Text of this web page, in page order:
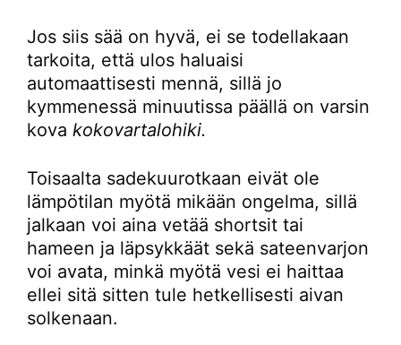
Jos siis sää on hyvä, ei se todellakaan
tarkoita, että ulos haluaisi
automaattisesti mennä, sillä jo
kymmenessä minuutissa päällä on varsin
kova kokovartalohiki.
Toisaalta sadekuurotkaan eivät ole
lämpötilan myötä mikään ongelma, sillä
jalkaan voi aina vetää shortsit tai
hameen ja läpsykkäät sekä sateenvarjon
voi avata, minkä myötä vesi ei haittaa
ellei sitä sitten tule hetkellisesti aivan
solkenaan.